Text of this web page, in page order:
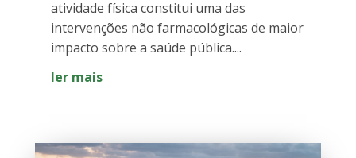
atividade física constitui uma das
intervenções não farmacológicas de maior
impacto sobre a saúde pública....
ler mais